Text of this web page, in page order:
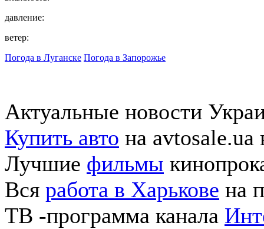
давление:
ветер:
Погода в Луганске Погода в Запорожье
Актуальные новости
Купить авто на avtosale.ua
Лучшие фильмы
Вся работа в Харькове на
ТВ -программа канала